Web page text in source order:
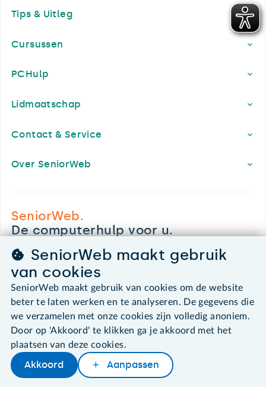
Tips & Uitleg
Cursussen
PCHulp
Lidmaatschap
Contact & Service
Over SeniorWeb
SeniorWeb.
De computerhulp voor u.
leden@seniorweb.nl
©2026 SeniorWeb
Algemene voorwaarden
Cookies en cookie-instellingen
Disclaimer
SeniorWeb maakt gebruik
van cookies
SeniorWeb maakt gebruik van cookies om de website
beter te laten werken en te analyseren. De gegevens die
we verzamelen met onze cookies zijn volledig anoniem.
Door op 'Akkoord' te klikken ga je akkoord met het
plaatsen van deze cookies.
Akkoord Aanpassen